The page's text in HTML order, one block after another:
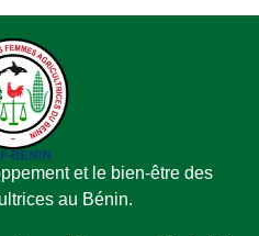
et le bien-être des
au Bénin.